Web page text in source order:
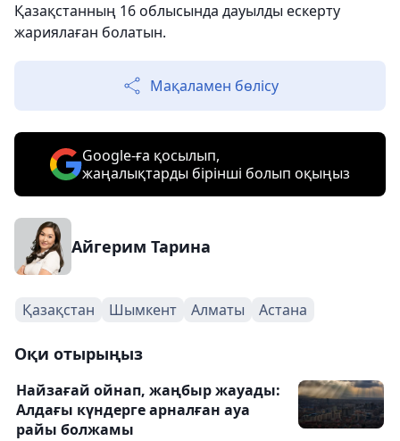
Қазақстанның 16 облысында дауылды ескерту
жариялаған болатын.
Мақаламен бөлісу
Google-ға қосылып,
жаңалықтарды бірінші болып оқыңыз
Айгерим Тарина
Қазақстан Шымкент Алматы Астана
Оқи отырыңыз
Найзағай ойнап, жаңбыр жауады:
Алдағы күндерге арналған ауа
райы болжамы